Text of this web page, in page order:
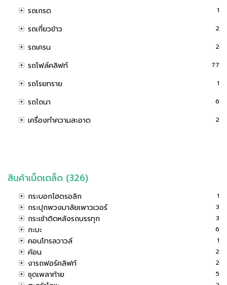
รถเกรด 1
รถเกี่ยวข้าว 2
รถเครน 2
รถโฟล์คลิฟท์ 77
รถโรยทราย 1
รถไถนา 6
เครื่องทำความสะอาด 2
สินค้าเบ็ดเตล็ด (326)
กระบอกไฮดรอลิก 1
กระปุกพวงมาลัยเพาวเวอร์ 3
กระเช้าติดหลังรถบรรทุก 3
กะบะ 6
คอนโทรลวาวล์ 1
ค้อน 2
งารถฟอร์คลิฟท์ 2
ชุดเพลาท้าย 5